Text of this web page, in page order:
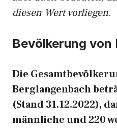
diesen Wert vorliegen.
Bevölkerung von
Die
Berglangenbach
(Stand 31.12.2022),
männliche und 220